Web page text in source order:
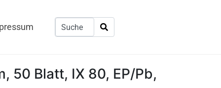
50 Blatt, IX 80, EP/Pb,